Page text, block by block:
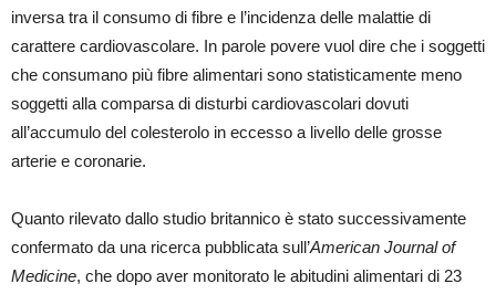
inversa tra il consumo di fibre e l’incidenza delle malattie di
carattere cardiovascolare. In parole povere vuol dire che i soggetti
che consumano più fibre alimentari sono statisticamente meno
soggetti alla comparsa di disturbi cardiovascolari dovuti
all’accumulo del colesterolo in eccesso a livello delle grosse
arterie e coronarie.
Quanto rilevato dallo studio britannico è stato successivamente
confermato da una ricerca pubblicata sull’American Journal of
Medicine, che dopo aver monitorato le abitudini alimentari di 23